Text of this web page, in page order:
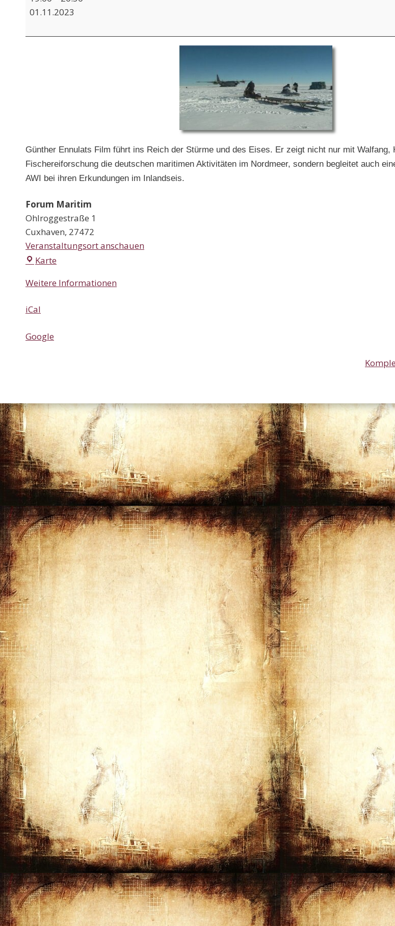
"Die
01.11.2023
Günther Ennulats Film führt ins Reich der Stürme und des Eises. Er zeigt nicht nur mit Walfang,
Fischereiforschung die deutschen maritimen Aktivitäten im Nordmeer, sondern begleitet auch
AWI bei ihren Erkundungen im Inlandseis.
Forum Maritim
Ohlroggestraße 1
Cuxhaven, 27472
Veranstaltungsort anschauen
Karte
Weitere Informationen
iCal
Google